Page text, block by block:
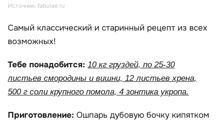
Источник: fabulae.ru
Самый классический и старинный рецепт из всех
возможных!
Тебе понадобится: 10 кг груздей, по 25-30
листьев смородины и вишни, 12 листьев хрена,
500 г соли крупного помола, 4 зонтика укропа.
Приготовление: Ошпарь дубовую бочку кипятком